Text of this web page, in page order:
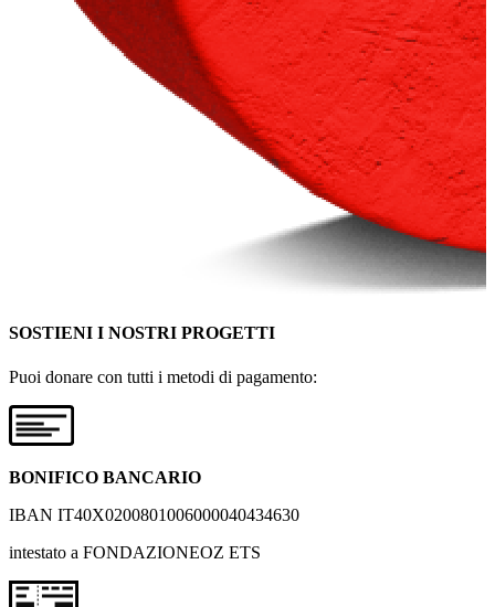
SOSTIENI I NOSTRI PROGETTI
Puoi donare con tutti i metodi di pagamento:
BONIFICO BANCARIO
IBAN IT40X0200801006000040434630
intestato a FONDAZIONEOZ ETS